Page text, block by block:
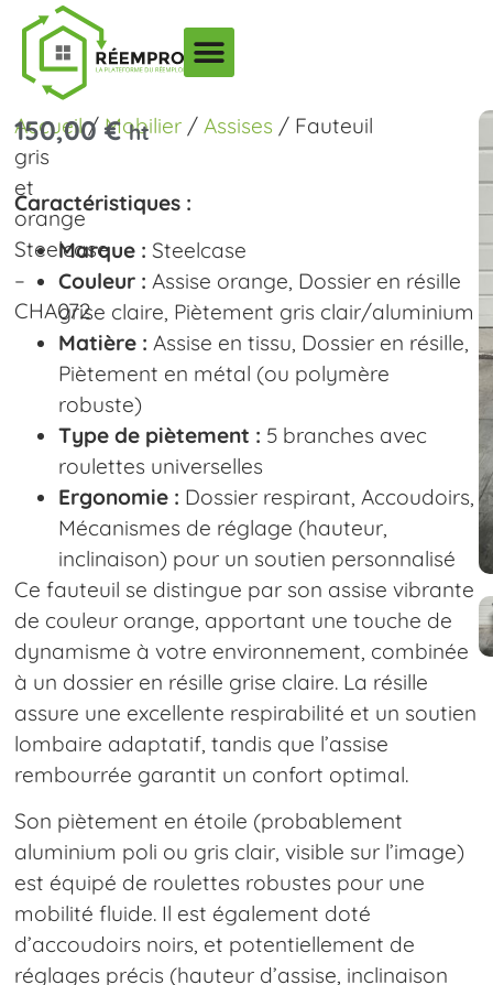
Accueil/Mobilier /Assises / Fauteuil
gris
et
orange
Steelcase
–
CHA072
150,00€ ht
Caractéristiques :
Marque : Steelcase
Couleur : Assise orange, Dossier en résille
grise claire, Piètement gris clair/aluminium
Matière : Assise en tissu, Dossier en résille,
Piètement en métal (ou polymère
robuste)
Type de piètement : 5 branches avec
roulettes universelles
Ergonomie : Dossier respirant, Accoudoirs,
Mécanismes de réglage (hauteur,
inclinaison) pour un soutien personnalisé
Ce fauteuil se distingue par son assise vibrante
de couleur orange, apportant une touche de
dynamisme à votre environnement, combinée
à un dossier en résille grise claire. La résille
assure une excellente respirabilité et un soutien
lombaire adaptatif, tandis que l’assise
rembourrée garantit un confort optimal.
Son piètement en étoile (probablement
aluminium poli ou gris clair, visible sur l’image)
est équipé de roulettes robustes pour une
mobilité fluide. Il est également doté
d’accoudoirs noirs, et potentiellement de
réglages précis (hauteur d’assise, inclinaison